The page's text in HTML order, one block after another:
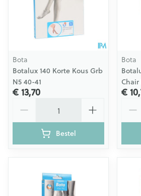
Bota
Botalux 140 Korte Kous Grb
N5 40-41
€ 13,70
Bestel
Bota
Chair
€